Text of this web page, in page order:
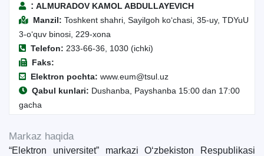
: ALMURADOV KAMOL ABDULLAYEVICH
Manzil: Toshkent shahri, Sayilgoh ko‘chasi, 35-uy, TDYuU
3-o‘quv binosi, 229-xona
Telefon: 233-66-36, 1030 (ichki)
Faks:
Elektron pochta: www.eum@tsul.uz
Qabul kunlari: Dushanba, Payshanba 15:00 dan 17:00
gacha
Markaz haqida
“Elektron universitet” markazi O‘zbekiston Respublikasi